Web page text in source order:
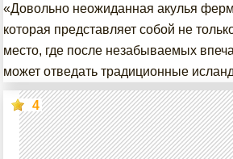
«Довольно неожиданная акулья
которая представляет собой не
место, где после незабываемых
может отведать традиционные
4